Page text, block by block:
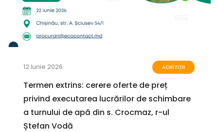
12 Iunie 2026 ACHIZIȚII
Termen extrins: cerere oferte de preț
privind executarea lucrărilor de schimbare
a turnului de apă din s. Crocmaz, r-ul
Ștefan Vodă